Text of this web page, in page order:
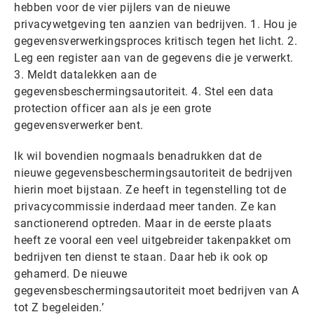
hebben voor de vier pijlers van de nieuwe
privacywetgeving ten aanzien van bedrijven. 1. Hou je
gegevensverwerkingsproces kritisch tegen het licht. 2.
Leg een register aan van de gegevens die je verwerkt.
3. Meldt datalekken aan de
gegevensbeschermingsautoriteit. 4. Stel een data
protection officer aan als je een grote
gegevensverwerker bent.
Ik wil bovendien nogmaals benadrukken dat de
nieuwe gegevensbeschermingsautoriteit de bedrijven
hierin moet bijstaan. Ze heeft in tegenstelling tot de
privacycommissie inderdaad meer tanden. Ze kan
sanctionerend optreden. Maar in de eerste plaats
heeft ze vooral een veel uitgebreider takenpakket om
bedrijven ten dienst te staan. Daar heb ik ook op
gehamerd. De nieuwe
gegevensbeschermingsautoriteit moet bedrijven van A
tot Z begeleiden.’